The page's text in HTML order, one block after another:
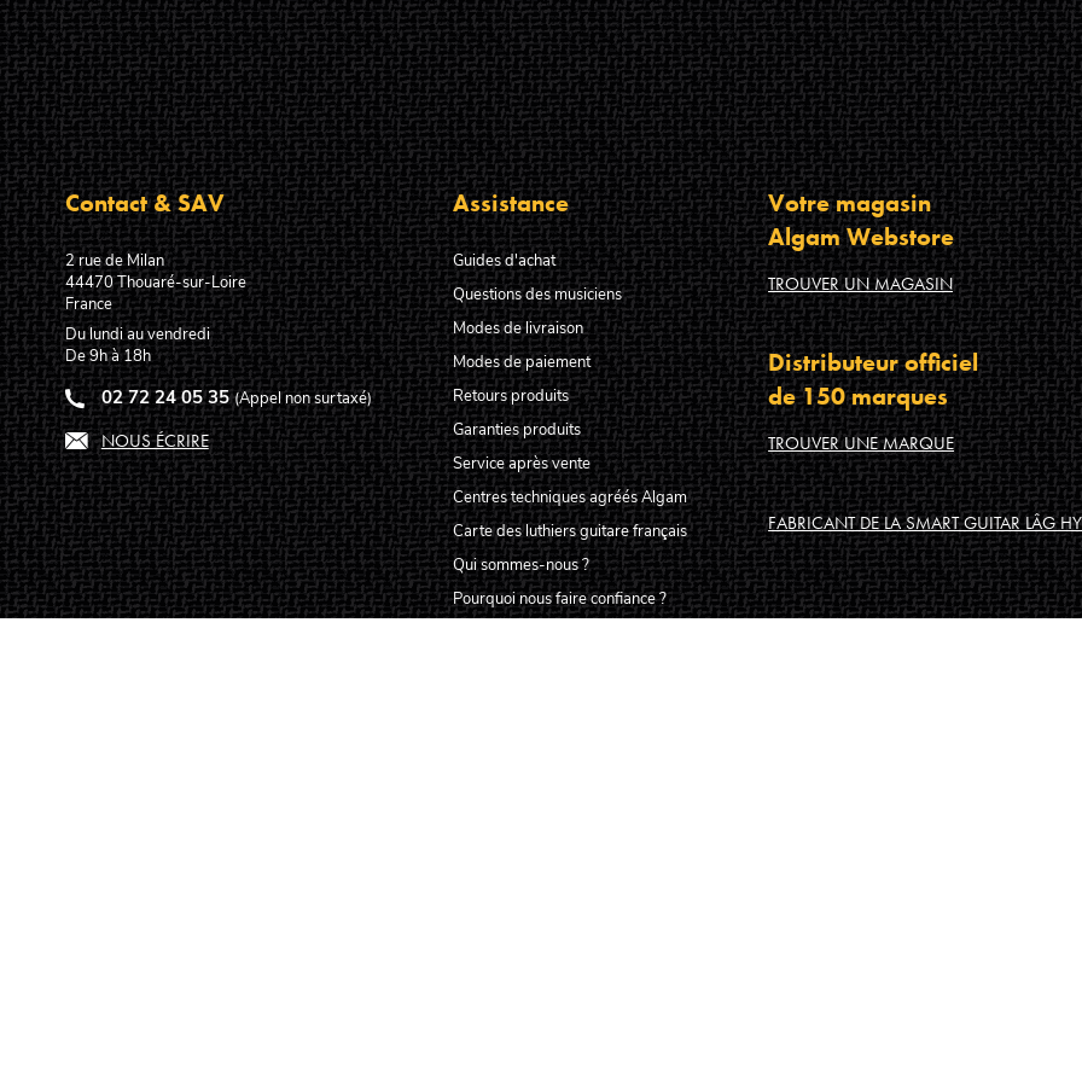
Contact & SAV
2 rue de Milan
44470Thouaré-sur-Loire
France
Du lundi au vendredi
De 9h à 18h
02 72 24 05 35 (Appel non surtaxé)
NOUS ÉCRIRE
Assistance
Guides d'achat
Questions des musiciens
Modes de livraison
Modes de paiement
Retours produits
Garanties produits
Service après vente
Centres techniques agréés Algam
Carte des luthiers guitare français
Qui sommes-nous ?
Pourquoi nous faire confiance ?
Votre magasin
Algam Webstore
TROUVER UN MAGASIN
Distributeur officiel
de 150 marques
TROUVER UNE MARQUE
FABRICANT DE LA SMART GUITAR LÂG